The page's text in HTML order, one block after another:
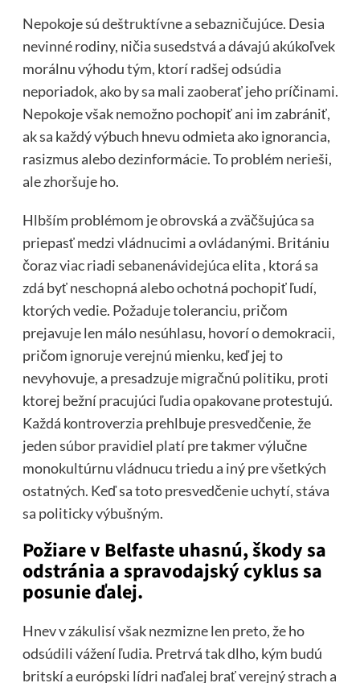
Nepokoje sú deštruktívne a sebazničujúce. Desia
nevinné rodiny, ničia susedstvá a dávajú akúkoľvek
morálnu výhodu tým, ktorí radšej odsúdia
neporiadok, ako by sa mali zaoberať jeho príčinami.
Nepokoje však nemožno pochopiť ani im zabrániť,
ak sa každý výbuch hnevu odmieta ako ignorancia,
rasizmus alebo dezinformácie. To problém nerieši,
ale zhoršuje ho.
Hlbším problémom je obrovská a zväčšujúca sa
priepasť medzi vládnucimi a ovládanými. Britániu
čoraz viac riadisebanenávidejúca elita , ktorá sa
zdá byť neschopná alebo ochotná pochopiť ľudí,
ktorých vedie. Požaduje toleranciu, pričom
prejavuje len málo nesúhlasu, hovorí o demokracii,
pričom ignoruje verejnú mienku, keď jej to
nevyhovuje, a presadzuje migračnú politiku, proti
ktorej bežní pracujúci ľudia opakovane protestujú.
Každá kontroverzia prehlbuje presvedčenie, že
jeden súbor pravidiel platí pre takmer výlučne
monokultúrnu vládnucu triedu a iný pre všetkých
ostatných. Keď sa toto presvedčenie uchytí, stáva
sa politicky výbušným.
Požiare v Belfaste uhasnú, škody sa
odstránia a spravodajský cyklus sa
posunie ďalej.
Hnev v zákulisí však nezmizne len preto, že ho
odsúdili vážení ľudia. Pretrvá tak dlho, kým budú
britskí a európski lídri naďalej brať verejný strach a